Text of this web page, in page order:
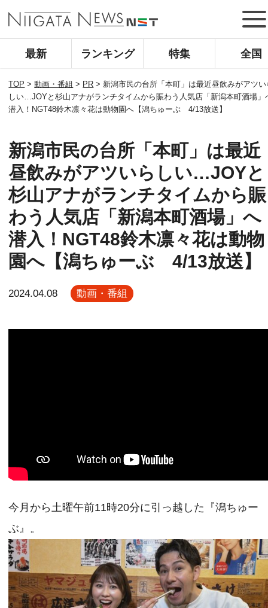
最新 ランキング 特集 全国
TOP >動画・番組 > PR > 新潟市民の台所「本町」は最近昼飲みがアツい
しい…JOYと杉山アナがランチタイムから賑わう人気店「新潟本町酒場」
潜入！NGT48鈴木凛々花は動物園へ【潟ちゅーぶ 4/13放送】
新潟市民の台所「本町」は最近
昼飲みがアツいらしい…JOYと
杉山アナがランチタイムから賑
わう人気店「新潟本町酒場」へ
潜入！NGT48鈴木凛々花は動物
園へ【潟ちゅーぶ 4/13放送】
2024.04.08 動画・番組
今月から土曜午前11時20分に引っ越した『潟ちゅー
ぶ』。